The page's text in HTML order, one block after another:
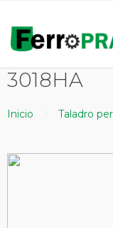
3018HA
Inicio Taladro